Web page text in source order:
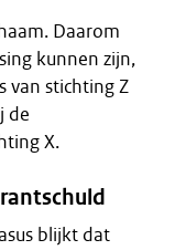
Daarom
kunnen zijn,
van stichting Z
de
X.
blijkt dat